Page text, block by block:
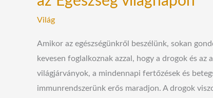
Világ
Amikor az egészségünkről beszélünk, sokan
kevesen foglalkoznak azzal, hogy a drogok és
világjárványok, a mindennapi fertőzések és
immunrendszerünk erős maradjon. A drogok